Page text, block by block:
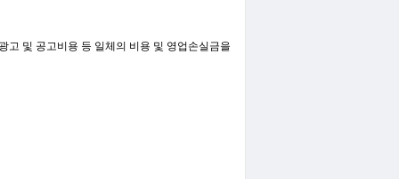
고 및 공고비용 등 일체의 비용 및 영업손실금을